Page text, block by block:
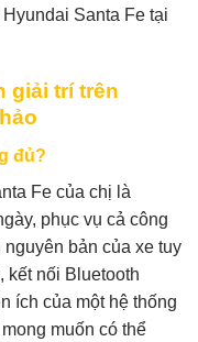
giải trí trên
đủ?
Fe của chị là
phục vụ cả công
bản của xe tuy
kết nối Bluetooth
ích của một hệ thống
muốn có thể